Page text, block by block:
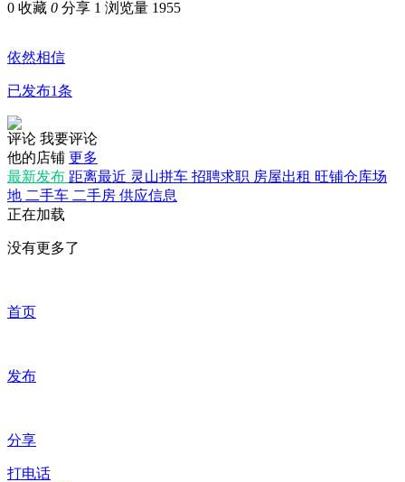
0 收藏 0 分享 1 浏览量 1955
依然相信
已发布1条
评论 我要评论
他的店铺 更多
最新发布 距离最近 灵山拼车 招聘求职 房屋出租 旺铺仓库场
地 二手车 二手房 供应信息
正在加载
没有更多了
首页
发布
分享
打电话